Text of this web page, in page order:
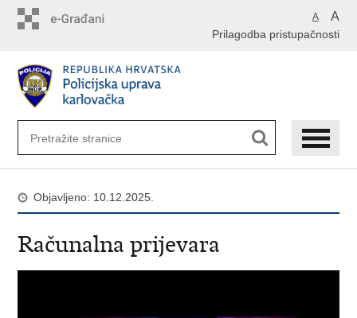
A A
Prilagodba pristupačnosti
Objavljeno: 10.12.2025.
Računalna prijevara